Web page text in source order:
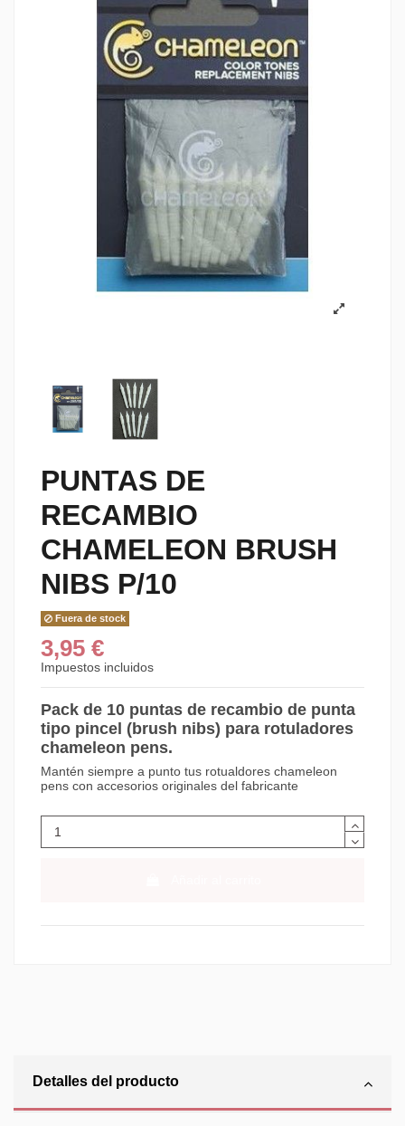
PUNTAS DE
RECAMBIO
CHAMELEON BRUSH
NIBS P/10
Fuera de stock
3,95 €
Impuestos incluidos
Pack de 10 puntas de recambio de punta
tipo pincel (brush nibs) para rotuladores
chameleon pens.
Mantén siempre a punto tus rotualdores chameleon
pens con accesorios originales del fabricante
Detalles del producto